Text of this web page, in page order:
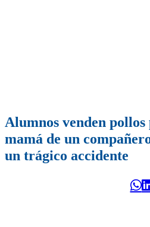
Alumnos venden
mamá de un
un trágico accidente